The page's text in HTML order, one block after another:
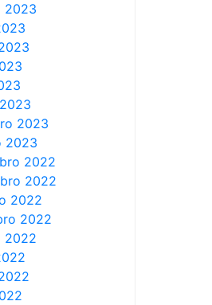
2023
2023
2023
2022
2022
2022
2022
2022